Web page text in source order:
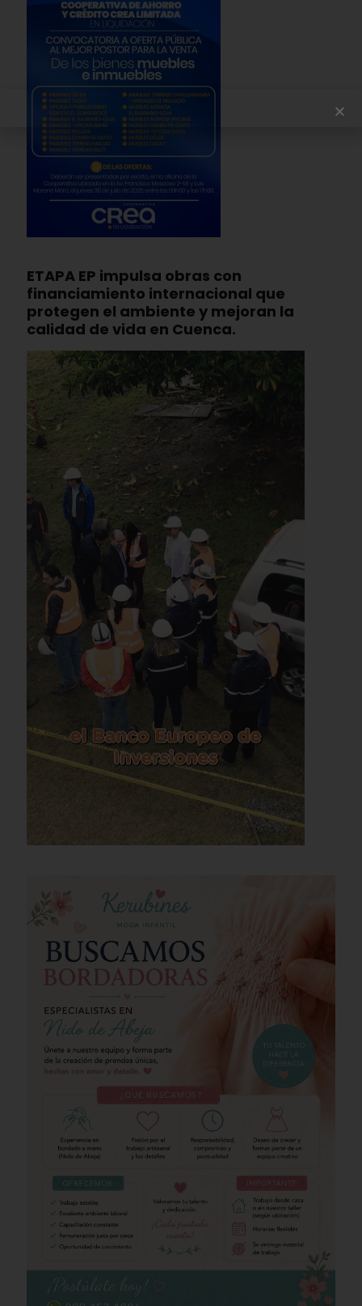
ETAPA EP impulsa obras con
financiamiento internacional que
protegen el ambiente y mejoran la
calidad de vida en Cuenca.